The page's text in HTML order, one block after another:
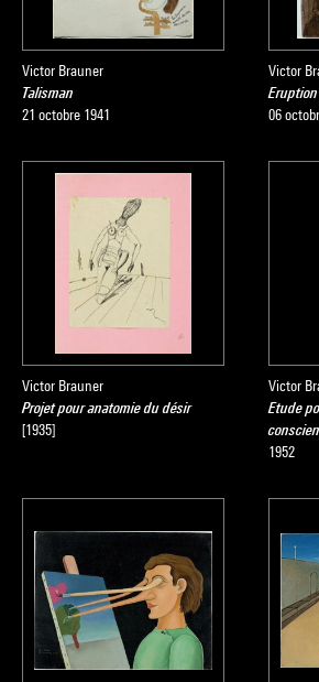
Victor Brauner
Talisman
21 octobre 1941
Victor
06
Victor Brauner
Projet pour anatomie du désir
[1935]
Victor
Etude
1952